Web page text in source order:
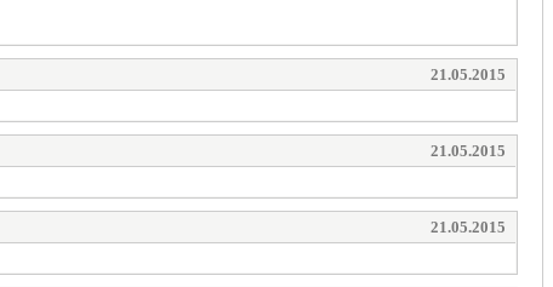
21.05.2015
21.05.2015
21.05.2015